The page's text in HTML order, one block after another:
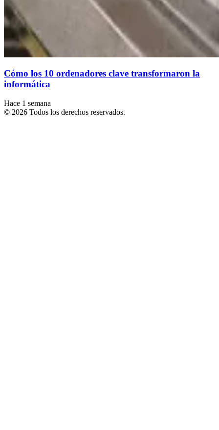
Cómo los 10 ordenadores clave transformaron la
informática
Hace 1 semana
© 2026 Todos los derechos reservados.